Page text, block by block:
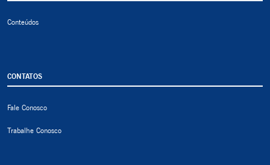
Conteúdos
CONTATOS
Fale Conosco
Trabalhe Conosco